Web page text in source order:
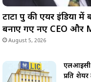
टाटा ग्रुप की एयर इंडिया
बनाए गए नए CEO और
August 5, 2026
एलआईसी
प्रति